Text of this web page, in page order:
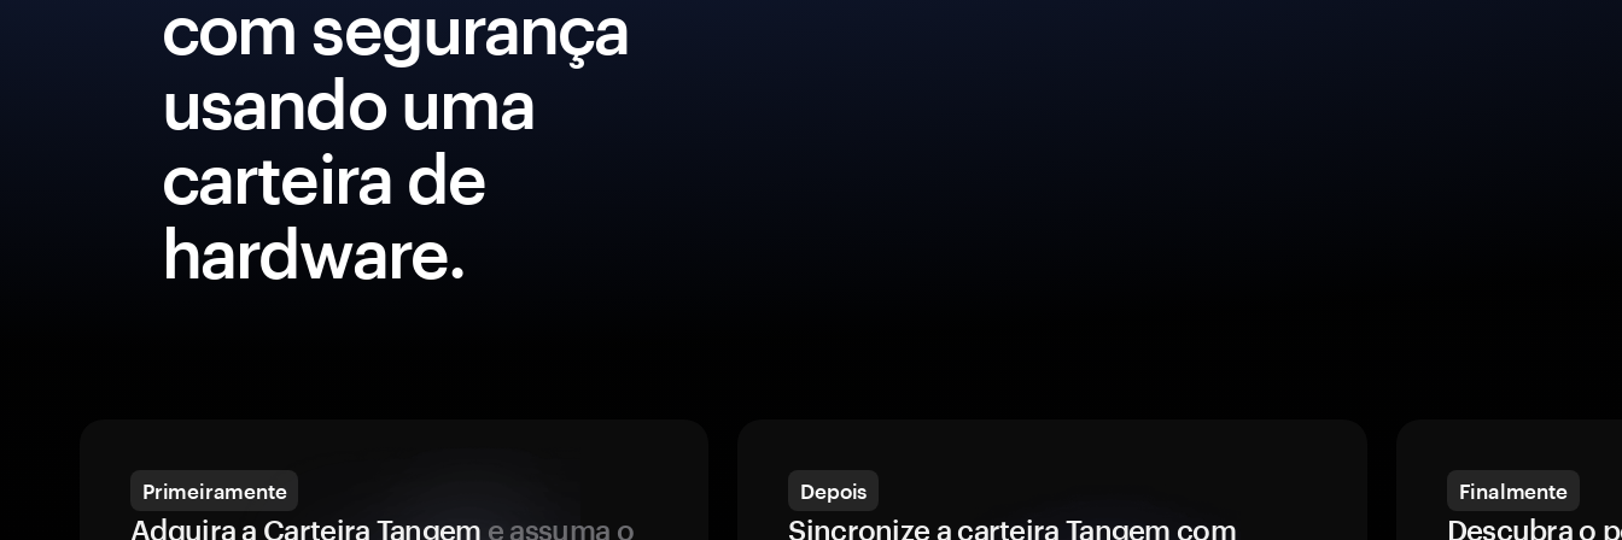
com segurança
usando uma
carteira de
hardware.
Primeiramente
Adquira a Carteira Tangem e assuma o
Depois
Sincronize a carteira Tangem com
Finalmente
Descubra o